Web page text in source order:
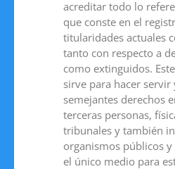
acreditar todo lo
que conste en el
titularidades actuales
tanto con respecto a
como extinguidos.
sirve para hacer
semejantes derechos
terceras personas,
tribunales y también
organismos públicos y
el único medio para